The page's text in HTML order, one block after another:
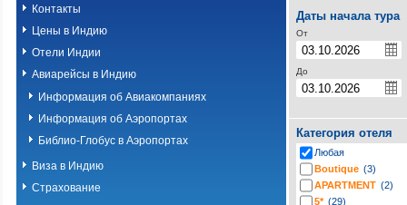
Контакты
Цены в Индию
Отели Индии
Авиарейсы в Индию
Информация об Авиакомпаниях
Информация об Аэропортах
Библио-Глобус в Аэропортах
Виза в Индию
Страхование
Даты начала тура
От
До
Категория отеля
Любая
Boutique (3)
APARTMENT (2)
5* (29)